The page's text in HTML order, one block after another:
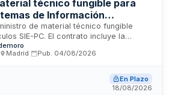
técnico fungible para
de Información
Civil
de material técnico fungible
SIE-PC. El contrato incluye la
y elementos consumibles
y funcionamiento operativo
la disponibilidad y el
los medios de transporte.
Madrid Pub. 04/08/2026
En Plazo
18/08/2026